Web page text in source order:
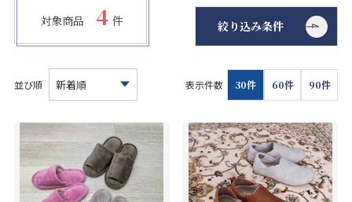
対象商品 4 件 絞り込み条件
並び順 表示件数 30件 60件 90件